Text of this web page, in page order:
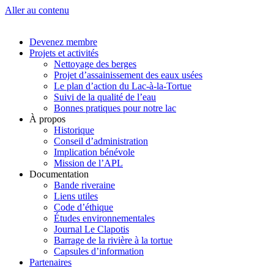
Aller au contenu
Devenez membre
Projets et activités
Nettoyage des berges
Projet d’assainissement des eaux usées
Le plan d’action du Lac-à-la-Tortue
Suivi de la qualité de l’eau
Bonnes pratiques pour notre lac
À propos
Historique
Conseil d’administration
Implication bénévole
Mission de l’APL
Documentation
Bande riveraine
Liens utiles
Code d’éthique
Études environnementales
Journal Le Clapotis
Barrage de la rivière à la tortue
Capsules d’information
Partenaires